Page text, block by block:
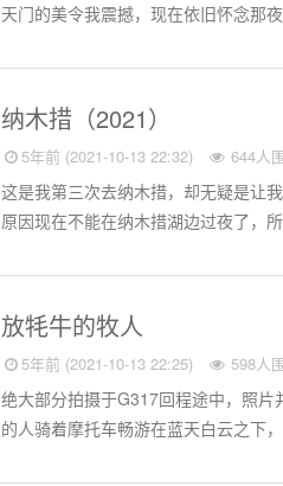
天门的美令我震撼，现在依旧怀念那
纳木措（2021）
5年前 (2021-10-13 22:32) 644人
这是我第三次去纳木措，却无疑是让
原因现在不能在纳木措湖边过夜了，
放牦牛的牧人
5年前 (2021-10-13 22:25) 598人
绝大部分拍摄于G317回程途中，照
的人骑着摩托车畅游在蓝天白云之下